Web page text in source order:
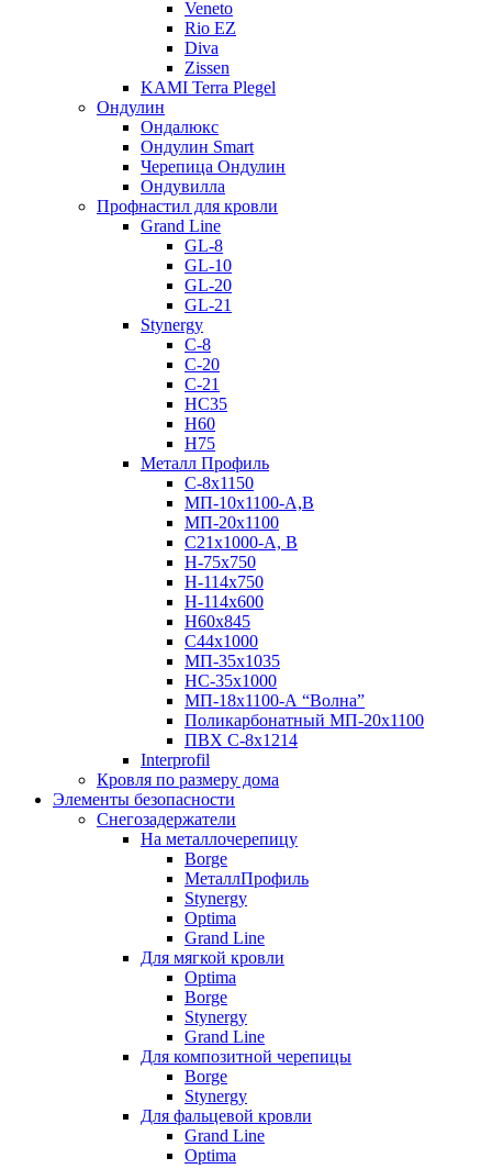
Veneto
Rio EZ
Diva
Zissen
KAMI Terra Plegel
Ондулин
Ондалюкс
Ондулин Smart
Черепица Ондулин
Ондувилла
Профнастил для кровли
Grand Line
GL-8
GL-10
GL-20
GL-21
Stynergy
C-8
C-20
C-21
НС35
Н60
H75
Металл Профиль
С-8х1150
МП-10x1100-А,В
МП-20х1100
С21х1000-А, В
H-75х750
Н-114х750
Н-114х600
Н60х845
С44х1000
МП-35х1035
НС-35х1000
МП-18х1100-А “Волна”
Поликарбонатный МП-20х1100
ПВХ С-8х1214
Interprofil
Кровля по размеру дома
Элементы безопасности
Снегозадержатели
На металлочерепицу
Borge
МеталлПрофиль
Stynergy
Optima
Grand Line
Для мягкой кровли
Optima
Borge
Stynergy
Grand Line
Для композитной черепицы
Borge
Stynergy
Для фальцевой кровли
Grand Line
Optima